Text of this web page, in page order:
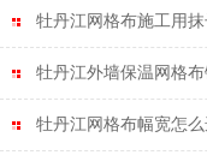
牡丹江网格布施工用
牡丹江外墙保温网格
牡丹江网格布幅宽怎